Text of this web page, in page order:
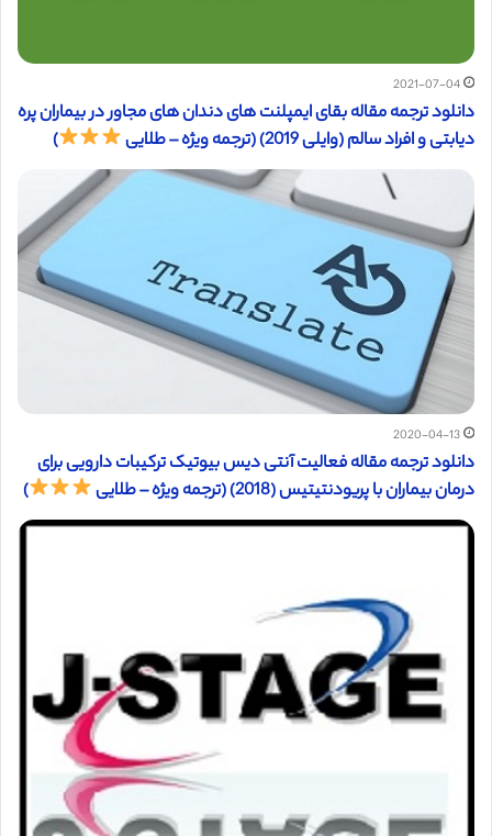
2021-07-04
دانلود ترجمه مقاله بقای ایمپلنت های دندان های مجاور در بیماران پره
دیابتی و افراد سالم (وایلی 2019) (ترجمه ویژه – طلایی
)
2020-04-13
دانلود ترجمه مقاله فعالیت آنتی دیس بیوتیک ترکیبات دارویی برای
درمان بیماران با پریودنتیتیس (2018) (ترجمه ویژه – طلایی
)